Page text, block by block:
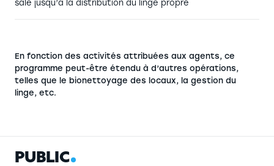
sale jusqu’à la distribution du linge propre
En fonction des activités attribuées aux agents, ce
programme peut-être étendu à d’autres opérations,
telles que le bionettoyage des locaux, la gestion du
linge, etc.
PUBLIC